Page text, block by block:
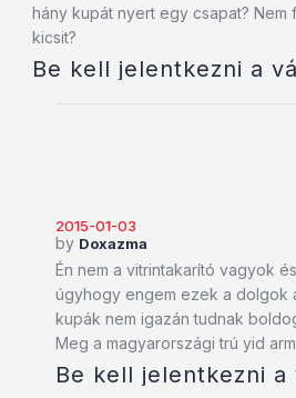
hány kupát nyert egy csapat? Nem
kicsit?
Be kell jelentkezni a
2015-01-03
by Doxazma
Én nem a vitrintakarító vagyok
úgyhogy engem ezek a dolgok
kupák nem igazán tudnak
Meg a magyarországi trú yid
Be kell jelentkezni a